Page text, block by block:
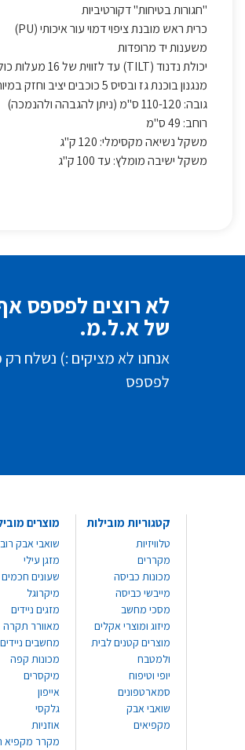
"חגורות בטיחות" דקורטיביות
כרית ראש מובנת ציפוי דמוי עור איכותי (PU)
משענות יד מרופדות
יכולת נדנוד (TILT) עד לזווית של 16 מעלות כולל אפשרות קיבוע ונעילת תנוחה.
מנגנון בוכנת גז ובסיס 5 כוכבים יציב וחזק במיוחד
גובה: 110-120 ס"מ (ניתן להגבהה ולהנמכה)
רוחב: 49 ס"מ
משקל נשיאה מקסימלי: 120 ק"ג
משקל ישיבה מומלץ: עד 100 ק"ג
לא רוצים לפספס
של א.ל.מ.
אנחנו לא מציקים :) נשלח
לפספס
קטגוריות מובילות
טלוויזיות
מקררים
מכונות כביסה
מייבשי כביסה
מסכי מחשב
מיזוג ומוצרי אקלים
מוצרים קטנים לבית
ולמטבח
יופי וטיפוח
סמארטפונים
שואבי אבק
מקפיאים
מוצרים
שואבי אבק
מזגן עילי
שעונים חכמים
מיקרוגל
מזגים ניידים
מאוורר תקרה
מחשבים ניידים
מכונות קפה
מיקסרים
אייפון
גלקסי
אוזניות
מקרר מקפיא